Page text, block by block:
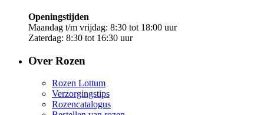
Openingstijden
Maandag t/m vrijdag: 8:30 tot 18:00 uur
Zaterdag: 8:30 tot 16:30 uur
Over Rozen
Rozen Lottum
Verzorgingstips
Rozencatalogus